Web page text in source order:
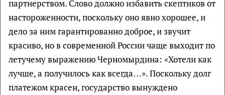
партнерством. Слово должно избавить скептиков от
настороженности, поскольку оно явно хорошее, и
дело за ним гарантированно доброе, и звучит
красиво, но в современной России чаще выходит по
летучему выражению Черномырдина: «Хотели как
лучше, а получилось как всегда…». Поскольку долг
платежом красен, государство вынуждено